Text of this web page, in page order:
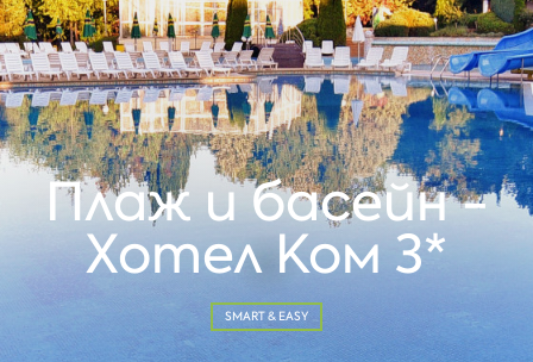
Плаж и басейн -
Хотел Ком 3*
SMART & EASY